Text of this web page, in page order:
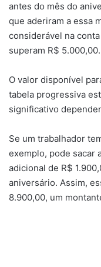
antes do mês do
que aderiram a essa
considerável na
superam R$ 5.000,00.
O valor disponível
tabela progressiva
significativo
Se um trabalhador
exemplo, pode sacar
adicional de R$
aniversário. Assim,
8.900,00, um